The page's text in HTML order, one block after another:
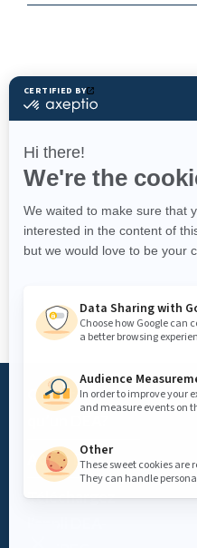
Qu’est-ce
Accès DEA
Téléchargez